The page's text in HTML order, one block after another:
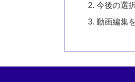
今後の選
動画編集